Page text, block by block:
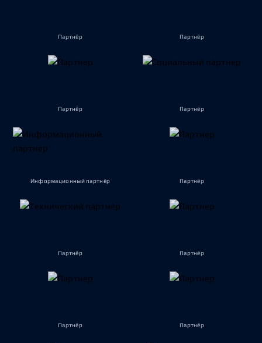
Партнёр Партнёр
Партнёр Партнёр
Информационный партнёр Партнёр
Партнёр Партнёр
Партнёр Партнёр